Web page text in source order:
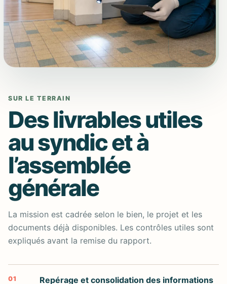
SUR LE TERRAIN
Des livrables utiles
au syndic et à
l’assemblée
générale
La mission est cadrée selon le bien, le projet et les
documents déjà disponibles. Les contrôles utiles sont
expliqués avant la remise du rapport.
01 Repérage et consolidation des informations